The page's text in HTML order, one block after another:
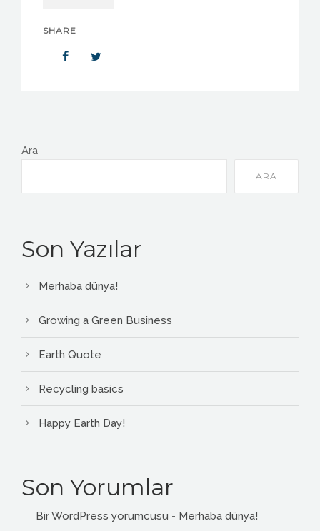
SHARE
Ara
ARA
Son Yazılar
Merhaba dünya!
Growing a Green Business
Earth Quote
Recycling basics
Happy Earth Day!
Son Yorumlar
Bir WordPress yorumcusu - Merhaba dünya!